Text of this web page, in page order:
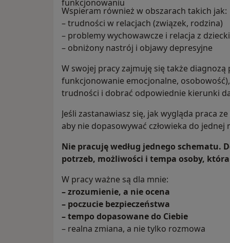
funkcjonowaniu
Wspieram również w obszarach takich jak:
– trudności w relacjach (związek, rodzina)
– problemy wychowawcze i relacja z
– obniżony nastrój i objawy depresyjne
W swojej pracy zajmuję się także diagnozą
funkcjonowanie emocjonalne,
trudności i dobrać odpowiednie kierunki
Jeśli zastanawiasz się, jak wygląda praca
aby nie dopasowywać człowieka do jednej
Nie pracuję według jednego schematu.
potrzeb, możliwości i tempa osoby,
W pracy ważne są dla mnie:
– zrozumienie, a nie ocena
– poczucie bezpieczeństwa
– tempo dopasowane do Ciebie
– realna zmiana, a nie tylko rozmowa